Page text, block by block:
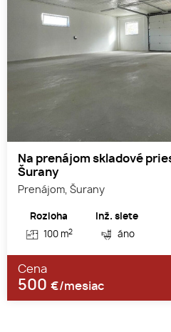
Na prenájom skladové
Šurany
Prenájom, Šurany
Rozloha
100 m2
Inž. siete
áno
Cena
500 €/mesiac